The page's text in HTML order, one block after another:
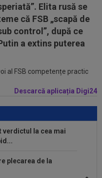
Elita rusă se
că FSB „scapă de
control”, după ce
a extins puterea
al FSB competențe practic
Descarcă aplicația Digi24
transferurile verii
Remiză
pe Francisc...
după UTA -
nu...
verdictul la cea mai
plecarea de la